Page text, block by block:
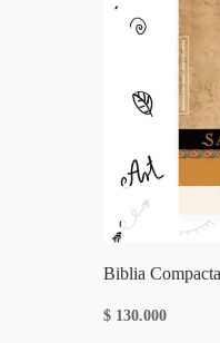
Biblia
$ 130.000